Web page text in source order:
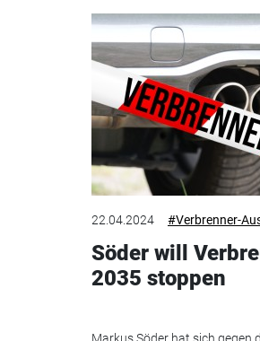
22.04.2024 #Verbrenner-
Söder will
2035 stoppen